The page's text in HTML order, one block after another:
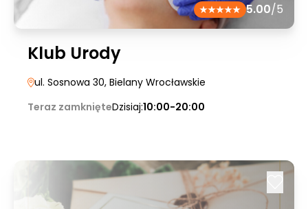
5.00/5
Klub Urody
ul. Sosnowa 30, Bielany Wrocławskie
Teraz zamknięteDzisiaj:10:00-20:00